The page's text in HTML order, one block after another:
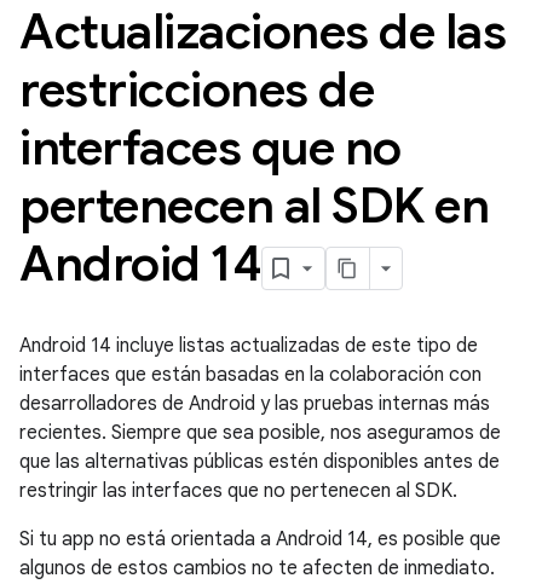
Actualizaciones de las
restricciones de
interfaces que no
pertenecen al SDK en
Android 14
Android 14 incluye listas actualizadas de este tipo de
interfaces que están basadas en la colaboración con
desarrolladores de Android y las pruebas internas más
recientes. Siempre que sea posible, nos aseguramos de
que las alternativas públicas estén disponibles antes de
restringir las interfaces que no pertenecen al SDK.
Si tu app no está orientada a Android 14, es posible que
algunos de estos cambios no te afecten de inmediato.